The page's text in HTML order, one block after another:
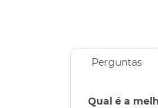
Perguntas
Qual é a